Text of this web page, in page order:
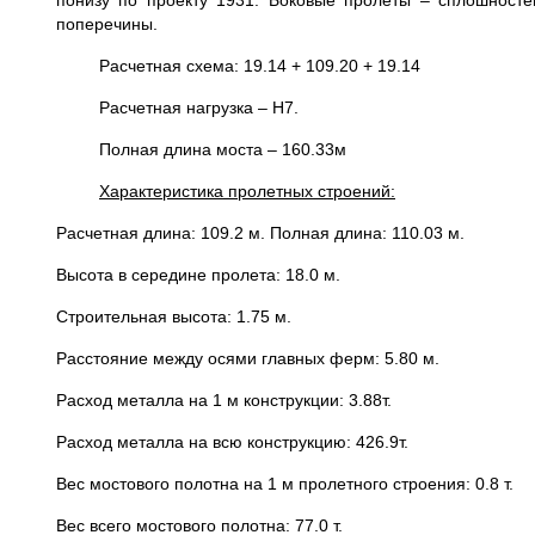
поперечины.
Расчетная схема: 19.14 + 109.20 + 19.14
Расчетная нагрузка – Н7.
Полная длина моста – 160.33м
Характеристика пролетных строений:
Расчетная длина: 109.2 м. Полная длина: 110.03 м.
Высота в середине пролета: 18.0 м.
Строительная высота: 1.75 м.
Расстояние между осями главных ферм: 5.80 м.
Расход металла на 1 м конструкции: 3.88т.
Расход металла на всю конструкцию: 426.9т.
Вес мостового полотна на 1 м пролетного строения: 0.8 т.
Вес всего мостового полотна: 77.0 т.